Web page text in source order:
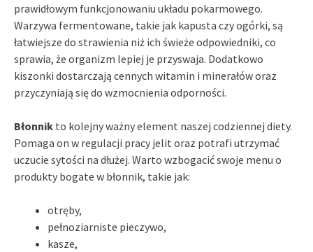
prawidłowym funkcjonowaniu układu pokarmowego.
Warzywa fermentowane, takie jak kapusta czy ogórki, są
łatwiejsze do strawienia niż ich świeże odpowiedniki, co
sprawia, że organizm lepiej je przyswaja. Dodatkowo
kiszonki dostarczają cennych witamin i minerałów oraz
przyczyniają się do wzmocnienia odporności.
Błonnik to kolejny ważny element naszej codziennej diety.
Pomaga on w regulacji pracy jelit oraz potrafi utrzymać
uczucie sytości na dłużej. Warto wzbogacić swoje menu o
produkty bogate w błonnik, takie jak:
otręby,
pełnoziarniste pieczywo,
kasze,